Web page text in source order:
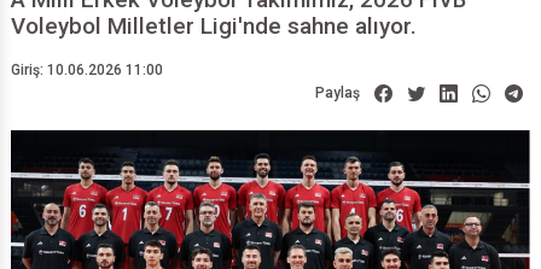
A Milli Erkek Voleybol Takımımız, 2026 FIVB
Voleybol Milletler Ligi'nde sahne alıyor.